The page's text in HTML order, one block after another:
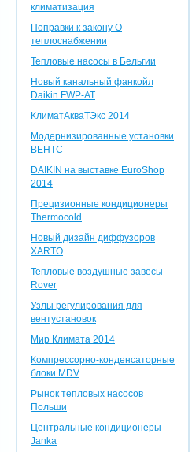
климатизация
Поправки к закону О
теплоснабжении
Тепловые насосы в Бельгии
Новый канальный фанкойл
Daikin FWP-AT
КлиматАкваТЭкс 2014
Модернизированные установки
ВЕНТС
DAIKIN на выставке EuroShop
2014
Прецизионные кондиционеры
Thermocold
Новый дизайн диффузоров
XARTO
Тепловые воздушные завесы
Rover
Узлы регулирования для
вентустановок
Мир Климата 2014
Компрессорно-конденсаторные
блоки MDV
Рынок тепловых насосов
Польши
Центральные кондиционеры
Janka